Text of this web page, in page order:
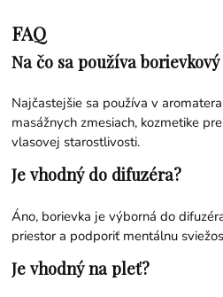
FAQ
Na čo sa používa
Najčastejšie sa používa v
masážnych zmesiach, kozmetike
vlasovej starostlivosti.
Je vhodný do difuzéra?
Áno, borievka je výborná do
priestor a podporiť mentálnu
Je vhodný na pleť?